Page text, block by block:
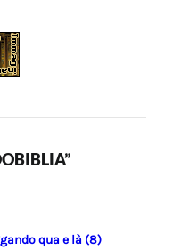
qua e là (8)